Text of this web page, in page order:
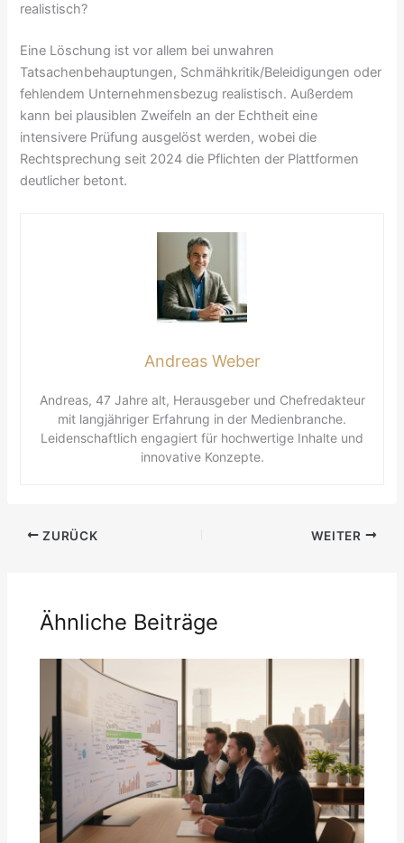
realistisch?
Eine Löschung ist vor allem bei unwahren
Tatsachenbehauptungen, Schmähkritik/Beleidigungen oder
fehlendem Unternehmensbezug realistisch. Außerdem
kann bei plausiblen Zweifeln an der Echtheit eine
intensivere Prüfung ausgelöst werden, wobei die
Rechtsprechung seit 2024 die Pflichten der Plattformen
deutlicher betont.
Andreas Weber
Andreas, 47 Jahre alt, Herausgeber und Chefredakteur
mit langjähriger Erfahrung in der Medienbranche.
Leidenschaftlich engagiert für hochwertige Inhalte und
innovative Konzepte.
ZURÜCK WEITER
Ähnliche Beiträge